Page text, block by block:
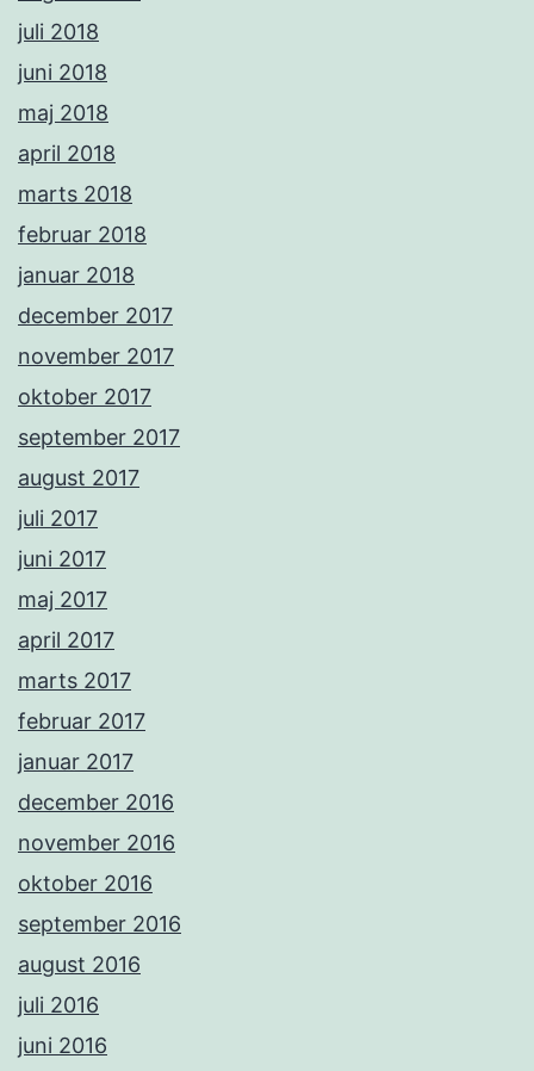
juli 2018
juni 2018
maj 2018
april 2018
marts 2018
februar 2018
januar 2018
december 2017
november 2017
oktober 2017
september 2017
august 2017
juli 2017
juni 2017
maj 2017
april 2017
marts 2017
februar 2017
januar 2017
december 2016
november 2016
oktober 2016
september 2016
august 2016
juli 2016
juni 2016